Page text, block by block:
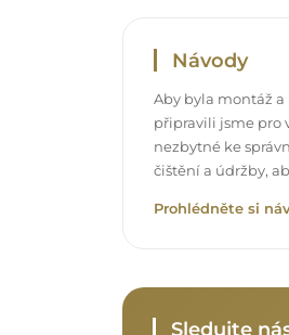
Návody
Aby byla montáž a
připravili jsme pro
nezbytné ke
čištění a údržby,
Prohlédněte si
Sledujte